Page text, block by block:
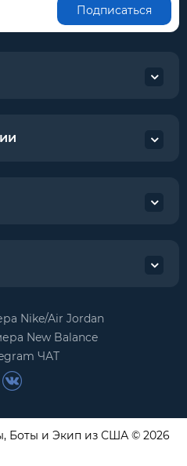
Подписаться
Nike/Air Jordan
New Balance
ЧАТ
Боты и Экип из США © 2026